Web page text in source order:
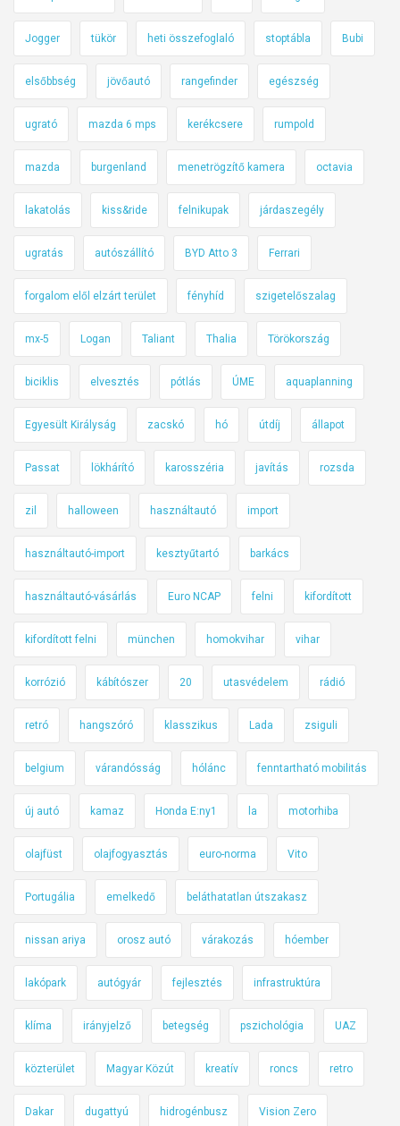
Jogger tükör heti összefoglaló stoptábla Bubi
elsőbbség jövőautó rangefinder egészség
ugrató mazda 6 mps kerékcsere rumpold
mazda burgenland menetrögzítő kamera octavia
lakatolás kiss&ride felnikupak járdaszegély
ugratás autószállító BYD Atto 3 Ferrari
forgalom elől elzárt terület fényhíd szigetelőszalag
mx-5 Logan Taliant Thalia Törökország
biciklis elvesztés pótlás ÚME aquaplanning
Egyesült Királyság zacskó hó útdíj állapot
Passat lökhárító karosszéria javítás rozsda
zil halloween használtautó import
használtautó-import kesztyűtartó barkács
használtautó-vásárlás Euro NCAP felni kifordított
kifordított felni münchen homokvihar vihar
korrózió kábítószer 20 utasvédelem rádió
retró hangszóró klasszikus Lada zsiguli
belgium várandósság hólánc fenntartható mobilitás
új autó kamaz Honda E:ny1 la motorhiba
olajfüst olajfogyasztás euro-norma Vito
Portugália emelkedő beláthatatlan útszakasz
nissan ariya orosz autó várakozás hóember
lakópark autógyár fejlesztés infrastruktúra
klíma irányjelző betegség pszichológia UAZ
közterület Magyar Közút kreatív roncs retro
Dakar dugattyú hidrogénbusz Vision Zero